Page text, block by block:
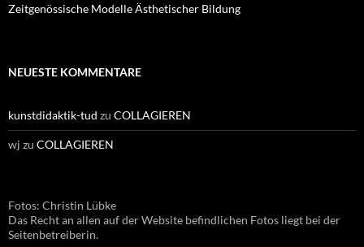
Zeitgenössische Modelle Ästhetischer Bildung
NEUESTE KOMMENTARE
kunstdidaktik-tud zu COLLAGIEREN
wj zu COLLAGIEREN
Fotos: Christin Lübke
Das Recht an allen auf der Website befindlichen Fotos liegt bei der
Seitenbetreiberin.